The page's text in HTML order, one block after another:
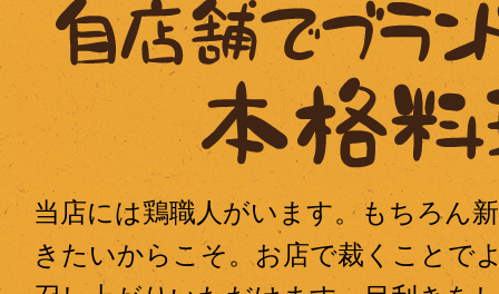
当店には鶏職人がいます。もちろん
きたいからこそ。お店で裁くことで